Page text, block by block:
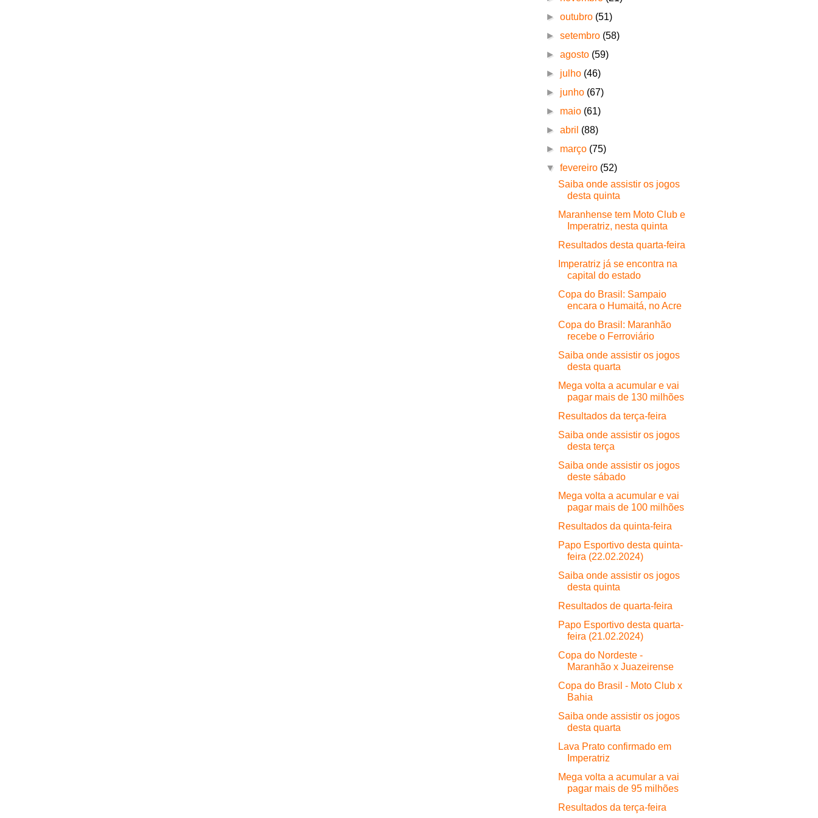
►outubro (51)
►setembro (58)
►agosto (59)
► julho (46)
► junho (67)
► maio (61)
►abril (88)
► março (75)
▼fevereiro (52)
Saiba onde assistir os jogos
desta quinta
Maranhense tem Moto Club e
Imperatriz, nesta quinta
Resultados desta quarta-feira
Imperatriz já se encontra na
capital do estado
Copa do Brasil: Sampaio
encara o Humaitá, no Acre
Copa do Brasil: Maranhão
recebe o Ferroviário
Saiba onde assistir os jogos
desta quarta
Mega volta a acumular e vai
pagar mais de 130 milhões
Resultados da terça-feira
Saiba onde assistir os jogos
desta terça
Saiba onde assistir os jogos
deste sábado
Mega volta a acumular e vai
pagar mais de 100 milhões
Resultados da quinta-feira
Papo Esportivo desta quinta-
feira (22.02.2024)
Saiba onde assistir os jogos
desta quinta
Resultados de quarta-feira
Papo Esportivo desta quarta-
feira (21.02.2024)
Copa do Nordeste -
Maranhão x Juazeirense
Copa do Brasil - Moto Club x
Bahia
Saiba onde assistir os jogos
desta quarta
Lava Prato confirmado em
Imperatriz
Mega volta a acumular a vai
pagar mais de 95 milhões
Resultados da terça-feira